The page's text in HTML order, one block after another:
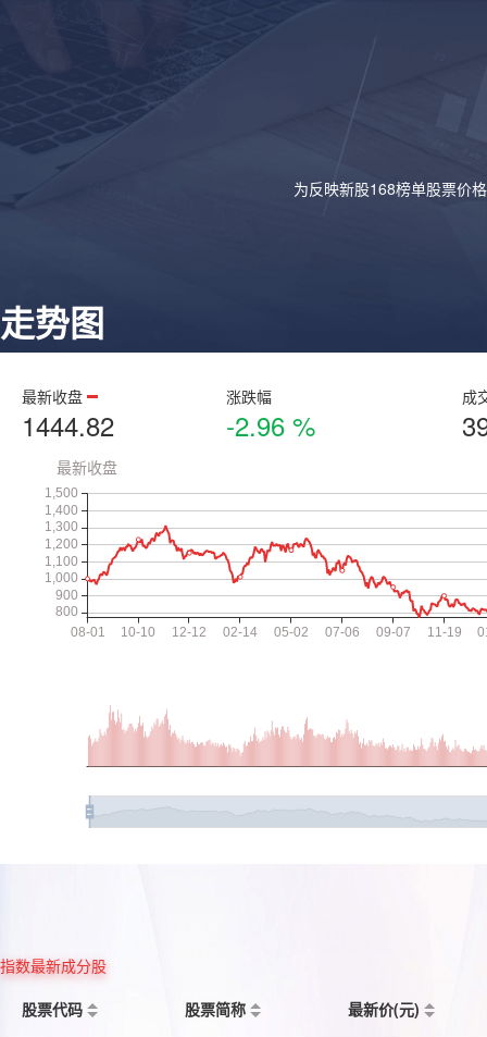
为反映新股168榜单股票价
走势图
最新收盘
1444.82
涨跌幅
-2.96 %
成
指数最新成分股
股票代码
股票简称 最新价(元)